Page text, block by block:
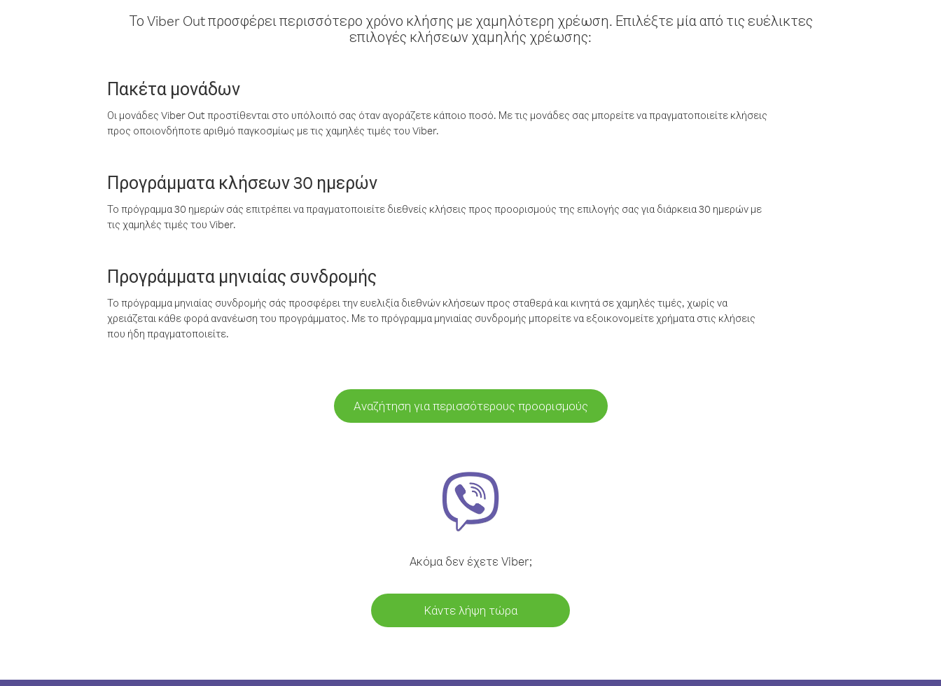
Το Viber Out προσφέρει περισσότερο χρόνο κλήσης με χαμηλότερη χρέωση. Επιλέξτε μία από τις ευέλικτες
επιλογές κλήσεων χαμηλής χρέωσης:
Πακέτα μονάδων
Οι μονάδες Viber Out προστίθενται στο υπόλοιπό σας όταν αγοράζετε κάποιο ποσό. Με τις μονάδες σας μπορείτε να πραγματοποιείτε κλήσεις
προς οποιονδήποτε αριθμό παγκοσμίως με τις χαμηλές τιμές του Viber.
Προγράμματα κλήσεων 30 ημερών
Το πρόγραμμα 30 ημερών σάς επιτρέπει να πραγματοποιείτε διεθνείς κλήσεις προς προορισμούς της επιλογής σας για διάρκεια 30 ημερών με
τις χαμηλές τιμές του Viber.
Προγράμματα μηνιαίας συνδρομής
Το πρόγραμμα μηνιαίας συνδρομής σάς προσφέρει την ευελιξία διεθνών κλήσεων προς σταθερά και κινητά σε χαμηλές τιμές, χωρίς να
χρειάζεται κάθε φορά ανανέωση του προγράμματος. Με το πρόγραμμα μηνιαίας συνδρομής μπορείτε να εξοικονομείτε χρήματα στις κλήσεις
που ήδη πραγματοποιείτε.
Αναζήτηση για περισσότερους προορισμούς
Ακόμα δεν έχετε Viber;
Κάντε λήψη τώρα